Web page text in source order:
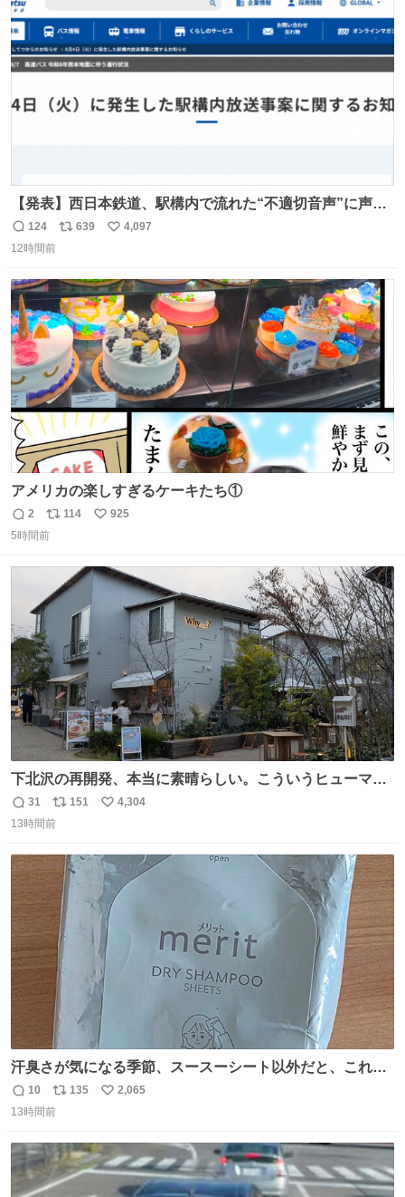
数
【発表】西日本鉄道、駅構内で流れた“不適切音声”に声明
「被害届も検討」 news.livedoor.com/article/detail… 4日
に西鉄福岡（天神）駅および薬院駅で発生した駅構内放送
送設備に外部から不正に音声が流された可能性も含めて確
認を実施」と説明した。
返
信
124
リ
ト
数
639
い
数
4,097
12時間前
アメリカの楽しすぎるケーキたち①
返
信
2
リ
ポ
数
114
い
数
925
5時間前
下北沢の再開発、本当に素晴らしい。こういうヒューマン
スケールの開発がいいんだよ。
返
信
31
リ
ポ
ト
数
151
い
数
4,304
13時間前
汗臭さが気になる季節、スースーシート以外だと、これが
とにかくスッキリする。2年くらい前に #生活は踊る で紹
介したやつ。おじさんにもおばさんにもオススメだ。ドラ
汗拭きシートみたいなもの。耳裏襟足首筋がんがん拭いて
汗臭不安を解消。
返
信
10
リ
ポ
ト
数
135
い
数
2,065
13時間前